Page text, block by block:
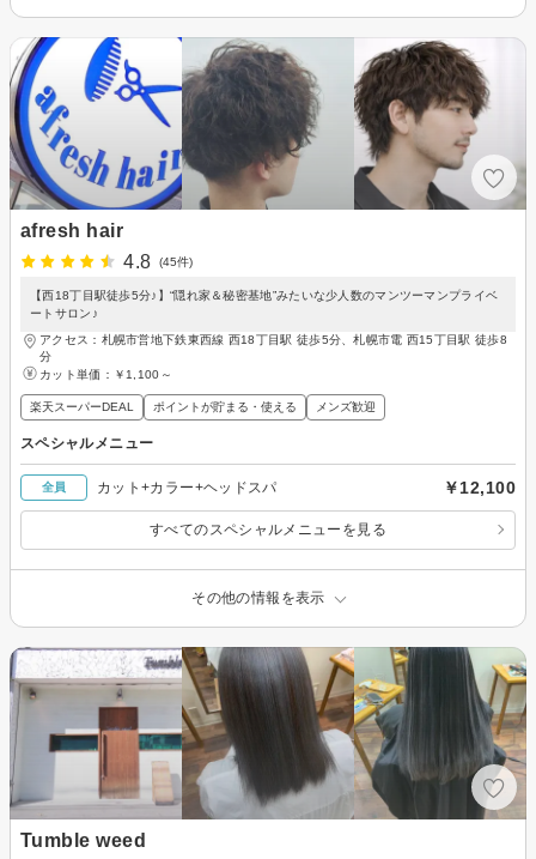
afresh hair
4.8
(45件)
【西18丁目駅徒歩5分♪】“隠れ家＆秘密基地”みたいな少人数のマンツーマンプライベ
ートサロン♪
アクセス：札幌市営地下鉄東西線 西18丁目駅 徒歩5分、札幌市電 西15丁目駅 徒歩8
分
カット単価： ￥1,100～
楽天スーパーDEAL ポイントが貯まる・使える メンズ歓迎
スペシャルメニュー
全員 カット+カラー+ヘッドスパ ￥12,100
すべてのスペシャルメニューを見る
その他の情報を表示
Tumble weed